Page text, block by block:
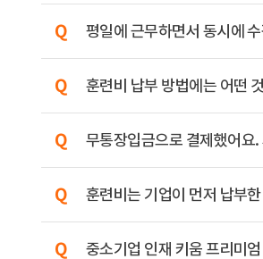
평일에 근무하면서 동시에
훈련비 납부 방법에는 어떤
무통장입금으로 결제했어요
훈련비는 기업이 먼저 납부
중소기업 인재 키움 프리미